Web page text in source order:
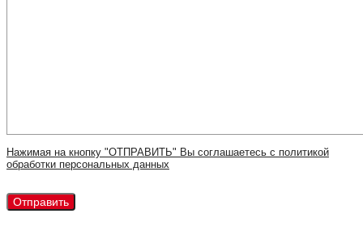
Нажимая на кнопку "ОТПРАВИТЬ" Вы соглашаетесь с политикой
обработки персональных данных